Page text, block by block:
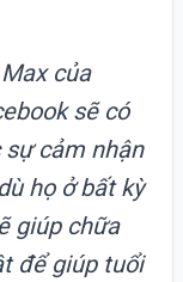
của
sẽ có
cảm nhận
họ ở bất kỳ
giúp chữa
để giúp tuổi